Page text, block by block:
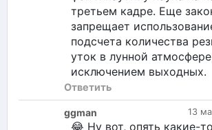
третьем кадре. Еще
запрещает
подсчета количества
уток в лунной
исключением выходных.
Ответить
13
ggman
😂 Ну вот, опять какие-то